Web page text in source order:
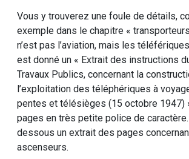
Vous y trouverez une foule de détails,
exemple dans le chapitre «
n’est pas l’aviation, mais les
est donné un « Extrait des instructions
Travaux Publics, concernant la
l’exploitation des téléphériques à
pentes et télésièges (15 octobre 1947)
pages en très petite police de
dessous un extrait des pages
ascenseurs.